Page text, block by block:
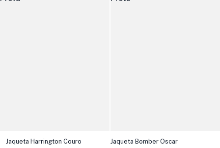
Jaqueta Harrington Couro Jaqueta Bomber Oscar